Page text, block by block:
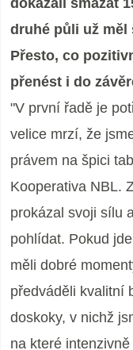
dokázali smazat
druhé půli už měl
Přesto, co
přenést i do
"V první řadě je
velice mrzí, že
právem na špici
Kooperativa NBL.
prokázal svoji sílu
pohlídat. Pokud
měli dobré
předváděli kvalitní
doskoky, v nichž
na které